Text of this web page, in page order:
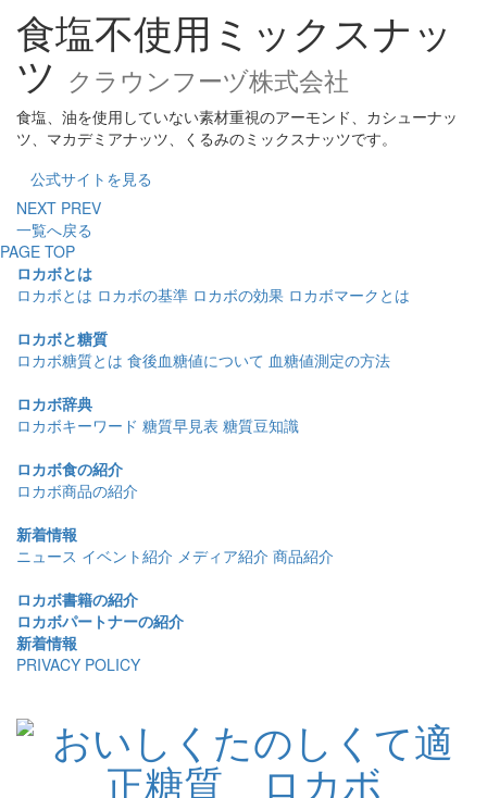
食塩不使用ミックスナッ
ツ クラウンフーヅ株式会社
食塩、油を使用していない素材重視のアーモンド、カシューナッ
ツ、マカデミアナッツ、くるみのミックスナッツです。
公式サイトを見る
NEXT PREV
一覧へ戻る
PAGE TOP
ロカボとは
ロカボとは ロカボの基準 ロカボの効果 ロカボマークとは
ロカボと糖質
ロカボ糖質とは 食後血糖値について 血糖値測定の方法
ロカボ辞典
ロカボキーワード 糖質早見表 糖質豆知識
ロカボ食の紹介
ロカボ商品の紹介
新着情報
ニュース イベント紹介 メディア紹介 商品紹介
ロカボ書籍の紹介
ロカボパートナーの紹介
新着情報
PRIVACY POLICY